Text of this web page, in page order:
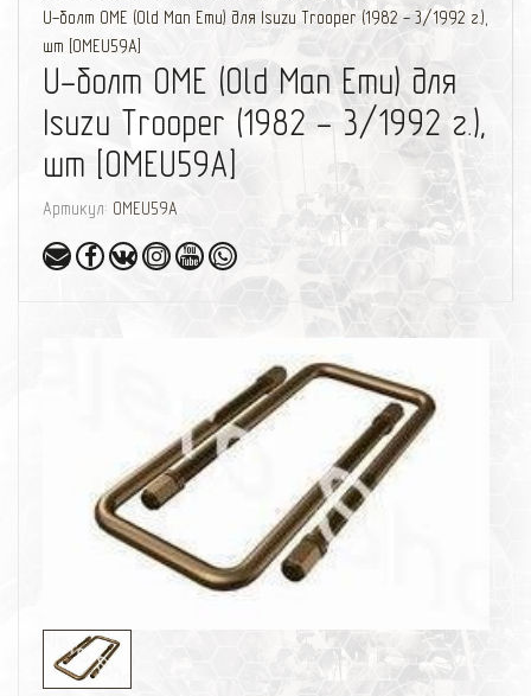
U-болт OME (Old Man Emu) для Isuzu Trooper (1982 - 3/1992 г.),
шт [OMEU59A]
U-болт OME (Old Man Emu) для
Isuzu Trooper (1982 - 3/1992 г.),
шт [OMEU59A]
Артикул: OMEU59A